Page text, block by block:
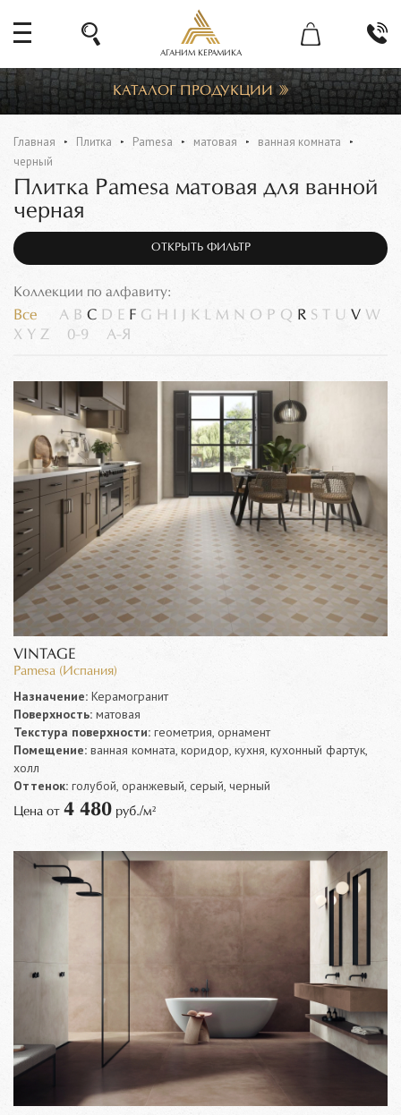
АГАНИМ КЕРАМИКА
КАТАЛОГ ПРОДУКЦИИ
Главная Плитка Pamesa матовая
ванная комната
черный
Плитка Pamesa матовая для ванной
черная
ОТКРЫТЬ ФИЛЬТР
Коллекции по алфавиту:
Все A B C D E F G H K L M N O P Q R S U V W
X Y Z 0-9 А-Я
VINTAGE
Pamesa (Испания)
Назначение: Керамогранит
Поверхность: матовая
Текстура поверхности: геометрия, орнамент
Помещение: ванная комната, коридор, кухня, кухонный фартук,
холл
Оттенок: голубой, оранжевый, серый, черный
Цена от 4 480 руб./м²